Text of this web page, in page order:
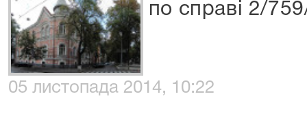
по справі 2/
05 листопада 2014, 10:22